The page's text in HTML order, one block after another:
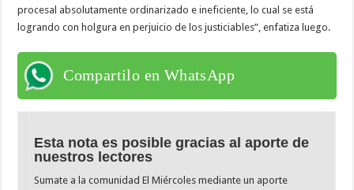
procesal absolutamente ordinarizado e ineficiente, lo cual se está
logrando con holgura en perjuicio de los justiciables”, enfatiza luego.
Compartilo en WhatsApp
Esta nota es posible gracias al aporte de
nuestros lectores
Sumate a la comunidad El Miércoles mediante un aporte